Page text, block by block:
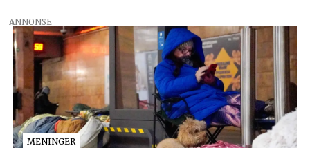
ANNONSE
MENINGER